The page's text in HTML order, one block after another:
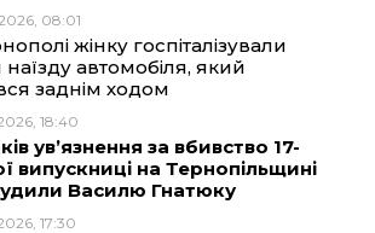
08:01
жінку госпіталізували
наїзду автомобіля, який
заднім ходом
18:40
ув’язнення за вбивство 17-
випускниці на Тернопільщині
Василю Гнатюку
17:30